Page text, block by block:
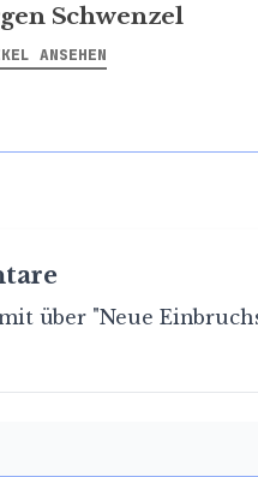
Schwenzel
ANSEHEN
über "Neue